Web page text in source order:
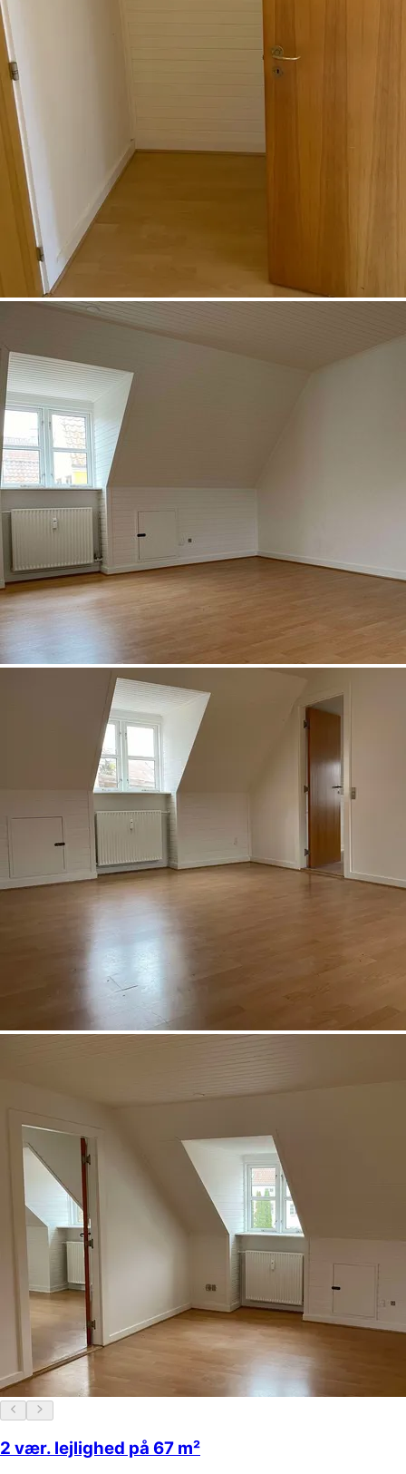
2 vær. lejlighed på 67 m²